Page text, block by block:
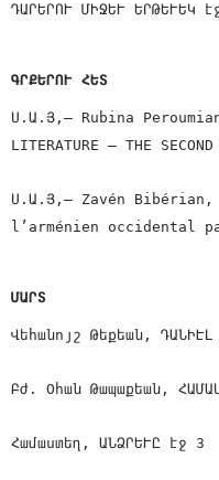
ԴԱՐԵՐՈՒ ՄԻՋԵՒ ԵՐԹԵՒԵԿ
ԳՐՔԵՐՈՒ ՀԵՏ
Ս.Ա.Յ,— Rubina Peroumian,
LITERATURE – THE
Ս.Ա.Յ,— Zavén Bibérian,
l’arménien occidental
ՄԱՐՏ
Վեհանոյշ Թեքեան,
Բժ. Օհան Թապաքեան,
Համաստեղ, ԱՆՁՐԵՒԸ էջ 3